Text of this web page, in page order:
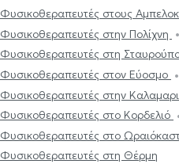
Φυσικοθεραπευτές στους
Φυσικοθεραπευτές στην Πολίχνη
Φυσικοθεραπευτές στη
Φυσικοθεραπευτές στον Εύοσμο
Φυσικοθεραπευτές στην
Φυσικοθεραπευτές στο Κορδελιό
Φυσικοθεραπευτές στο
Φυσικοθεραπευτές στη Θέρμη